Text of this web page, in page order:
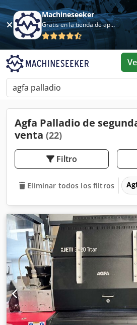
Machineseeker
Gratis en la tienda de aplicaciones
Agfa Palladio de
venta (22)
Filtro
Eliminar todos los filtros